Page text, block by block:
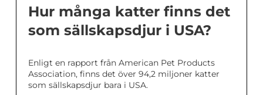
Hur många katter finns det
som sällskapsdjur i USA?
Enligt en rapport från American Pet Products
Association, finns det över 94,2 miljoner katter
som sällskapsdjur bara i USA.